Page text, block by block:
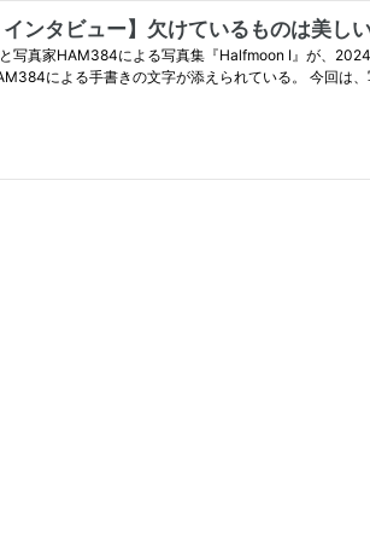
インタビュー】欠けているものは美
写真家HAM384による写真集『Halfmoon Ⅰ』が、
各写真に教組まりん